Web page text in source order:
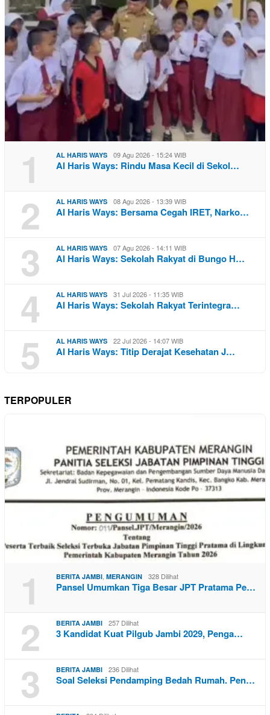
1 AL HARIS WAYS 09 Agu 2026 - 15:24 WIB
Al Haris Ways: Rindu Masa Kecil di Sekol…
2 AL HARIS WAYS 08 Agu 2026 - 13:39 WIB
Al Haris Ways: Bersama Cegah IRET, Narko…
3 AL HARIS WAYS 07 Agu 2026 - 14:11 WIB
Al Haris Ways: Sekolah Rakyat di Bungo H…
4 AL HARIS WAYS 31 Jul 2026 - 11:35 WIB
Al Haris Ways: Sekolah Rakyat Terintegra…
5 AL HARIS WAYS 22 Jul 2026 - 14:07 WIB
Al Haris Ways: Titip Derajat Kesehatan J…
TERPOPULER
1 BERITA JAMBI, MERANGIN 328 Dilihat
Pansel Umumkan Tiga Besar JPT Pratama Pe…
2 BERITA JAMBI 257 Dilihat
3 Kandidat Kuat Pilgub Jambi 2029, Penga…
3 BERITA JAMBI 236 Dilihat
Soal Seleksi Pendamping Bedah Rumah. Pen…